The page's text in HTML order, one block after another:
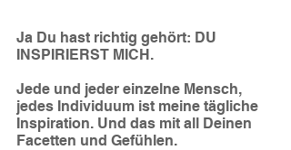
Ja Du hast richtig gehört: DU
INSPIRIERST MICH.
Jede und jeder einzelne Mensch,
jedes Individuum ist meine tägliche
Inspiration. Und das mit all Deinen
Facetten und Gefühlen.